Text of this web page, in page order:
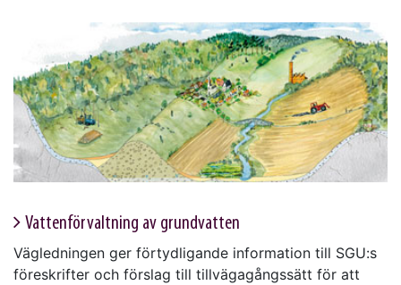
Vattenförvaltning av grundvatten
Vägledningen ger förtydligande information till SGU:s
föreskrifter och förslag till tillvägagångssätt för att